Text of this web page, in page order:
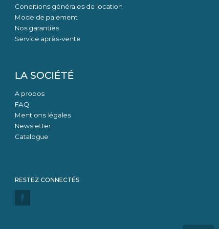
Conditions générales de location
Mode de paiement
Nos garanties
Service après-vente
LA SOCIÉTÉ
A propos
FAQ
Mentions légales
Newsletter
Catalogue